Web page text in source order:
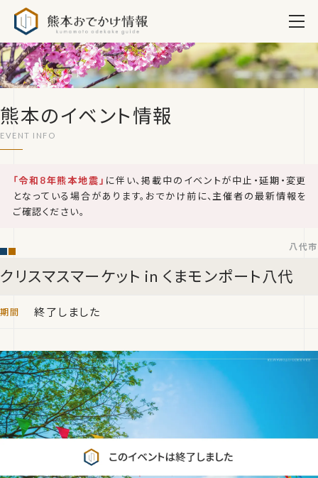
熊本のイベント情報
「令和8年熊本地震」 に伴い、掲載中のイベントが中止・延期・変更
となっている場合があります。おでかけ前に、主催者の最新情報を
ご確認ください。
クリスマスマーケット in くまモンポート八代
八代市
終了しました